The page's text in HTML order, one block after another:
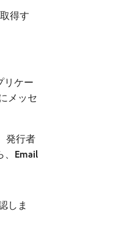
得す
リケー
メッセ
発行者
Email
しま